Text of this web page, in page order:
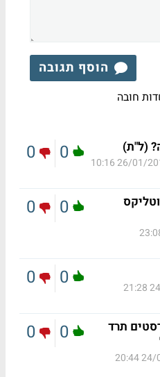
הוסף תגובה
חובה
(ל"ת)
26/01/2011
0
0
0
0
0
0
תרד
24/
0
0